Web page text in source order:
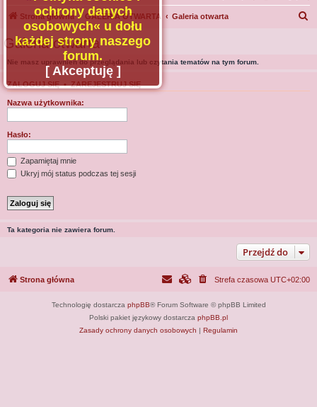
Facebook
Regulamin
Zapytaj administratora
Kontakt
Strona główna GALERIA OTWARTA Galeria otwarta
Galeria otwarta
Nie masz uprawnień do przeglądania lub czytania tematów na tym forum.
ZALOGUJ SIĘ•ZAREJESTRUJ SIĘ
Nazwa użytkownika:
Hasło:
Zapamiętaj mnie
Ukryj mój status podczas tej sesji
Ta kategoria nie zawiera forum.
Przejdź do
ochrony danych
osobowych« u dołu
każdej strony naszego
forum.
[ Akceptuję ]
Strona główna Strefa czasowa UTC+02:00
Technologię dostarcza phpBB® Forum Software © phpBB Limited
Polski pakiet językowy dostarcza phpBB.pl
Zasady ochrony danych osobowych | Regulamin